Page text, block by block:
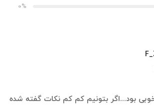
0%
خوبی بود...اگر بتونیم کم کم نکات گفته شده